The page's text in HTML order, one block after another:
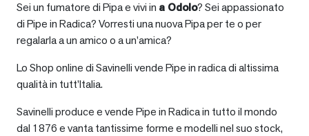
Sei un fumatore di Pipa e vivi in a Odolo? Sei appassionato
di Pipe in Radica? Vorresti una nuova Pipa per te o per
regalarla a un amico o a un’amica?
Lo Shop online di Savinelli vende Pipe in radica di altissima
qualità in tutt’Italia.
Savinelli produce e vende Pipe in Radica in tutto il mondo
dal 1876 e vanta tantissime forme e modelli nel suo stock,